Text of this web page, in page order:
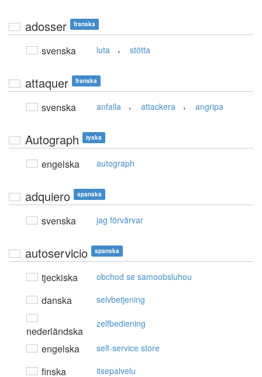
adosser franska
svenska luta , stötta
attaquer franska
svenska anfalla , attackera , angripa
Autograph tyska
engelska autograph
adquiero spanska
svenska jag förvärvar
autoservicio spanska
tjeckiska obchod se samoobsluhou
danska selvbetjening
nederländska
zelfbediening
engelska self-service store
finska itsepalvelu